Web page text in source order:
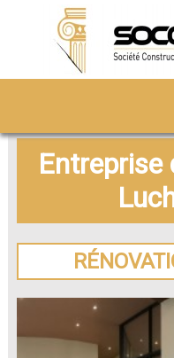
Entreprise